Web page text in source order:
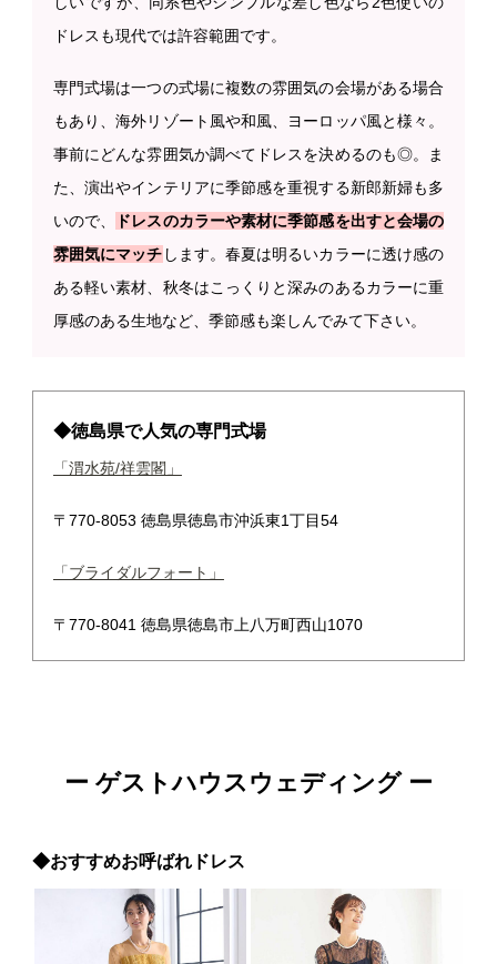
ドレスも現代では許容範囲です。
専門式場は一つの式場に複数の雰囲気の会場がある場合
もあり、海外リゾート風や和風、ヨーロッパ風と様々。
事前にどんな雰囲気か調べてドレスを決めるのも◎。ま
た、演出やインテリアに季節感を重視する新郎新婦も多
いので、
ドレスのカラーや素材に季節感を出すと会場の
雰囲気にマッチ します。春夏は明るいカラーに透け感の
ある軽い素材、秋冬はこっくりと深みのあるカラーに重
厚感のある生地など、季節感も楽しんでみて下さい。
◆徳島県で人気の専門式場
「渭水苑/祥雲閣」
〒770-8053 徳島県徳島市沖浜東1丁目54
「ブライダルフォート」
〒770-8041 徳島県徳島市上八万町西山1070
ー ゲストハウスウェディング ー
◆おすすめお呼ばれドレス